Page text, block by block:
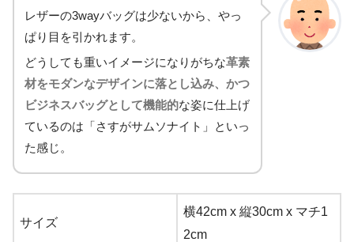
レザーの3wayバッグは少ないから、やっ
ぱり目を引かれます。
どうしても重いイメージになりがちな革素
材をモダンなデザインに落とし込み、かつ
ビジネスバッグとして機能的な姿に仕上げ
ているのは「さすがサムソナイト」といっ
た感じ。
サイズ
横42cm x 縦30cm x マチ1
2cm